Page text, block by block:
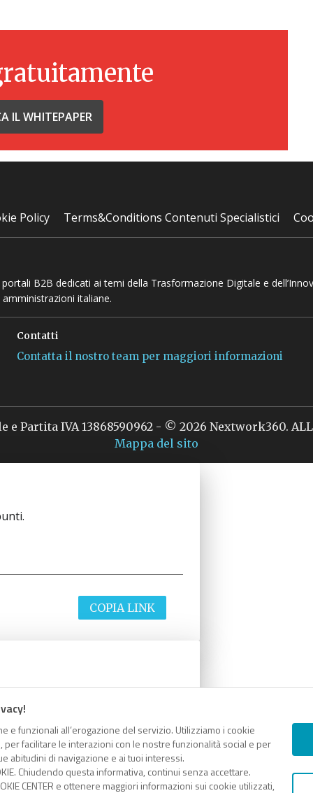
IL WHITEPAPER
e funzionali all’erogazione del servizio. Utilizziamo i cookie
facilitare le interazioni con le nostre funzionalità social e per
abitudini di navigazione e ai tuoi interessi.
Chiudendo questa informativa, continui senza accettare.
CENTER e ottenere maggiori informazioni sui cookie utilizzati,
Policy Terms&Conditions Contenuti Specialistici
B2B dedicati ai temi della Trasformazione Digitale e
italiane.
Contatti
Contatta il nostro team per maggiori informazioni
Partita IVA 13868590962 - © 2026 Nextwork360. ALL
Mappa del sito
COPIA LINK
COPIA LINK